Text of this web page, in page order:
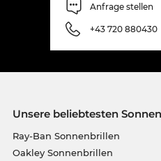
Anfrage stellen
+43 720 880430
Unsere beliebtesten
Ray-Ban Sonnenbrillen
Oakley Sonnenbrillen